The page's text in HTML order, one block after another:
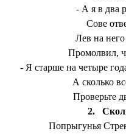
- А я в два
Сове
Лев на него
Промолвил,
- Я старше на четыре
А сколько
Проверьте
2.
Попрыгунья